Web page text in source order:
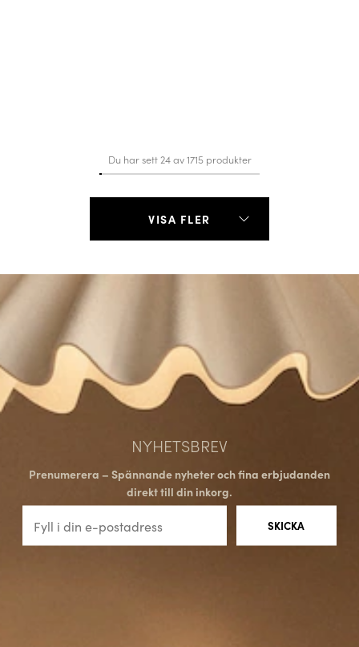
Du har sett 24 av 1715 produkter
VISA FLER
NYHETSBREV
Prenumerera – Spännande nyheter och fina erbjudanden
direkt till din inkorg.